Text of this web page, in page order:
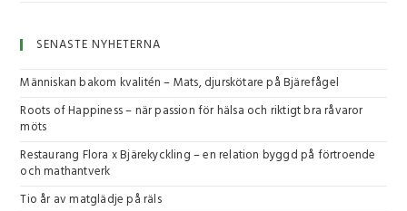
SENASTE NYHETERNA
Människan bakom kvalitén – Mats, djurskötare på Bjärefågel
Roots of Happiness – när passion för hälsa och riktigt bra råvaror
möts
Restaurang Flora x Bjärekyckling – en relation byggd på förtroende
och mathantverk
Tio år av matglädje på räls